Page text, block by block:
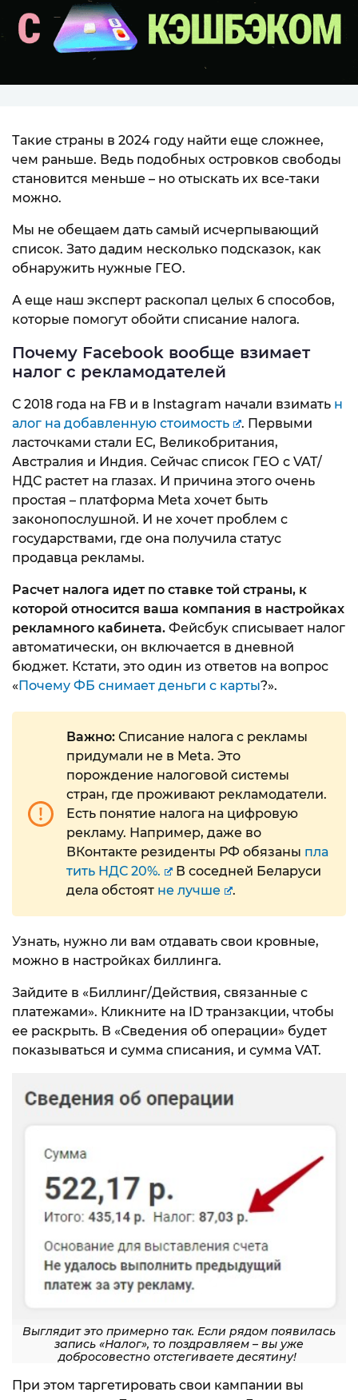
Такие страны в 2024 году найти еще сложнее,
чем раньше. Ведь подобных островков свободы
становится меньше – но отыскать их все-таки
можно.
Мы не обещаем дать самый исчерпывающий
список. Зато дадим несколько подсказок, как
обнаружить нужные ГЕО.
А еще наш эксперт раскопал целых 6 способов,
которые помогут обойти списание налога.
Почему Facebook вообще взимает
налог с рекламодателей
С 2018 года на FB и в Instagram начали взимать н
алог на добавленную стоимость
. Первыми
ласточками стали ЕС, Великобритания,
Австралия и Индия. Сейчас список ГЕО с VAT/
НДС растет на глазах. И причина этого очень
простая – платформа Meta хочет быть
законопослушной. И не хочет проблем с
государствами, где она получила статус
продавца рекламы.
Расчет налога идет по ставке той страны, к
которой относится ваша компания в настройках
рекламного кабинета. Фейсбук списывает налог
автоматически, он включается в дневной
бюджет. Кстати, это один из ответов на вопрос
«Почему ФБ снимает деньги с карты?».
Важно: Списание налога с рекламы
придумали не в Meta. Это
порождение налоговой системы
стран, где проживают рекламодатели.
Есть понятие налога на цифровую
рекламу. Например, даже во
ВКонтакте резиденты РФ обязаны пла
тить НДС 20%.
В соседней Беларуси
дела обстоят не лучше .
Узнать, нужно ли вам отдавать свои кровные,
можно в настройках биллинга.
Зайдите в «Биллинг/Действия, связанные с
платежами». Кликните на ID транзакции, чтобы
ее раскрыть. В «Сведения об операции» будет
показываться и сумма списания, и сумма VAT.
Выглядит это примерно так. Если рядом появилась
запись «Налог», то поздравляем – вы уже
добросовестно отстегиваете десятину!
При этом таргетировать свои кампании вы